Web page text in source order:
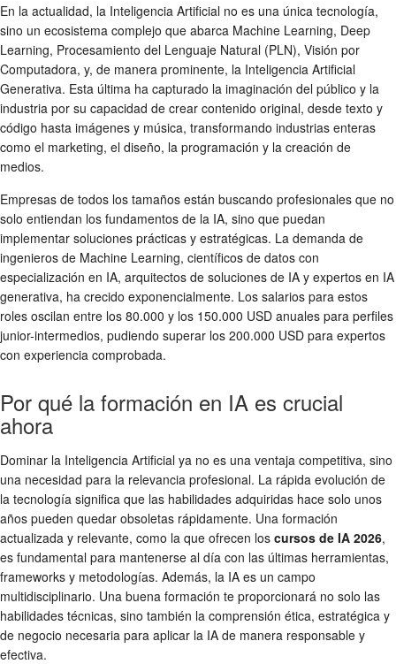
En la actualidad, la Inteligencia Artificial no es una única tecnología,
sino un ecosistema complejo que abarca Machine Learning, Deep
Learning, Procesamiento del Lenguaje Natural (PLN), Visión por
Computadora, y, de manera prominente, la Inteligencia Artificial
Generativa. Esta última ha capturado la imaginación del público y la
industria por su capacidad de crear contenido original, desde texto y
código hasta imágenes y música, transformando industrias enteras
como el marketing, el diseño, la programación y la creación de
medios.
Empresas de todos los tamaños están buscando profesionales que no
solo entiendan los fundamentos de la IA, sino que puedan
implementar soluciones prácticas y estratégicas. La demanda de
ingenieros de Machine Learning, científicos de datos con
especialización en IA, arquitectos de soluciones de IA y expertos en IA
generativa, ha crecido exponencialmente. Los salarios para estos
roles oscilan entre los 80.000 y los 150.000 USD anuales para perfiles
junior-intermedios, pudiendo superar los 200.000 USD para expertos
con experiencia comprobada.
Por qué la formación en IA es crucial
ahora
Dominar la Inteligencia Artificial ya no es una ventaja competitiva, sino
una necesidad para la relevancia profesional. La rápida evolución de
la tecnología significa que las habilidades adquiridas hace solo unos
años pueden quedar obsoletas rápidamente. Una formación
actualizada y relevante, como la que ofrecen los cursos de IA 2026,
es fundamental para mantenerse al día con las últimas herramientas,
frameworks y metodologías. Además, la IA es un campo
multidisciplinario. Una buena formación te proporcionará no solo las
habilidades técnicas, sino también la comprensión ética, estratégica y
de negocio necesaria para aplicar la IA de manera responsable y
efectiva.